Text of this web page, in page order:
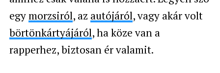
egymorzsiról, az autójáról, vagy akár volt
börtönkártyájáról, ha köze van a
rapperhez, biztosan ér valamit.